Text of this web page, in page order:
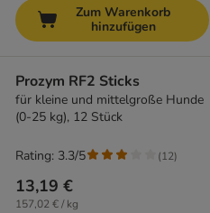
Zum Warenkorb
hinzufügen
Prozym RF2 Sticks
für kleine und mittelgroße Hunde
(0-25 kg), 12 Stück
13,19 €
157,02 € / kg
Rating: 3.3/5 (12)